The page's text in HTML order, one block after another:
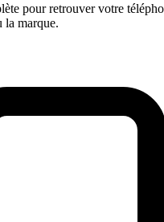
pour retrouver votre
la marque.